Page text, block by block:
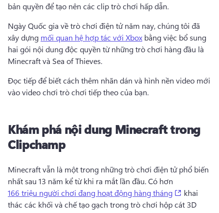
bản quyền để tạo nên các clip trò chơi hấp dẫn.
Ngày Quốc gia về trò chơi điện tử năm nay, chúng tôi đã
xây dựng mối quan hệ hợp tác với Xbox bằng việc bổ sung
hai gói nội dung độc quyền từ những trò chơi hàng đầu là
Minecraft và Sea of Thieves.
Đọc tiếp để biết cách thêm nhãn dán và hình nền video mới
vào video chơi trò chơi tiếp theo của bạn.
Khám phá nội dung Minecraft trong
Clipchamp
Minecraft vẫn là một trong những trò chơi điện tử phổ biến
nhất sau 13 năm kể từ khi ra mắt lần đầu. Có hơn
166 triệu người chơi đang hoạt động hàng tháng
(opens in
khai
thác các khối và chế tạo gạch trong trò chơi hộp cát 3D